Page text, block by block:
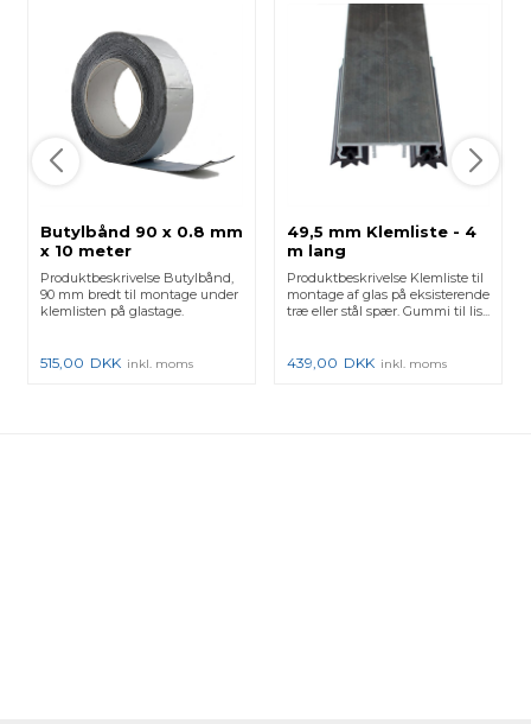
Butylbånd 90 x 0.8 mm
x 10 meter
Produktbeskrivelse Butylbånd,
90 mm bredt til montage under
klemlisten på glastage.
515,00 DKK inkl. moms
49,5 mm Klemliste - 4
m lang
Produktbeskrivelse Klemliste til
montage af glas på eksisterende
træ eller stål spær. Gummi til lis...
439,00 DKK inkl. moms